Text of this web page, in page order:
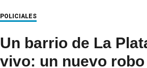
POLICIALES
Un barrio de La
vivo: un nuevo robo